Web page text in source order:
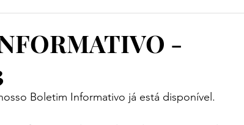
-
Boletim Informativo já está disponível.